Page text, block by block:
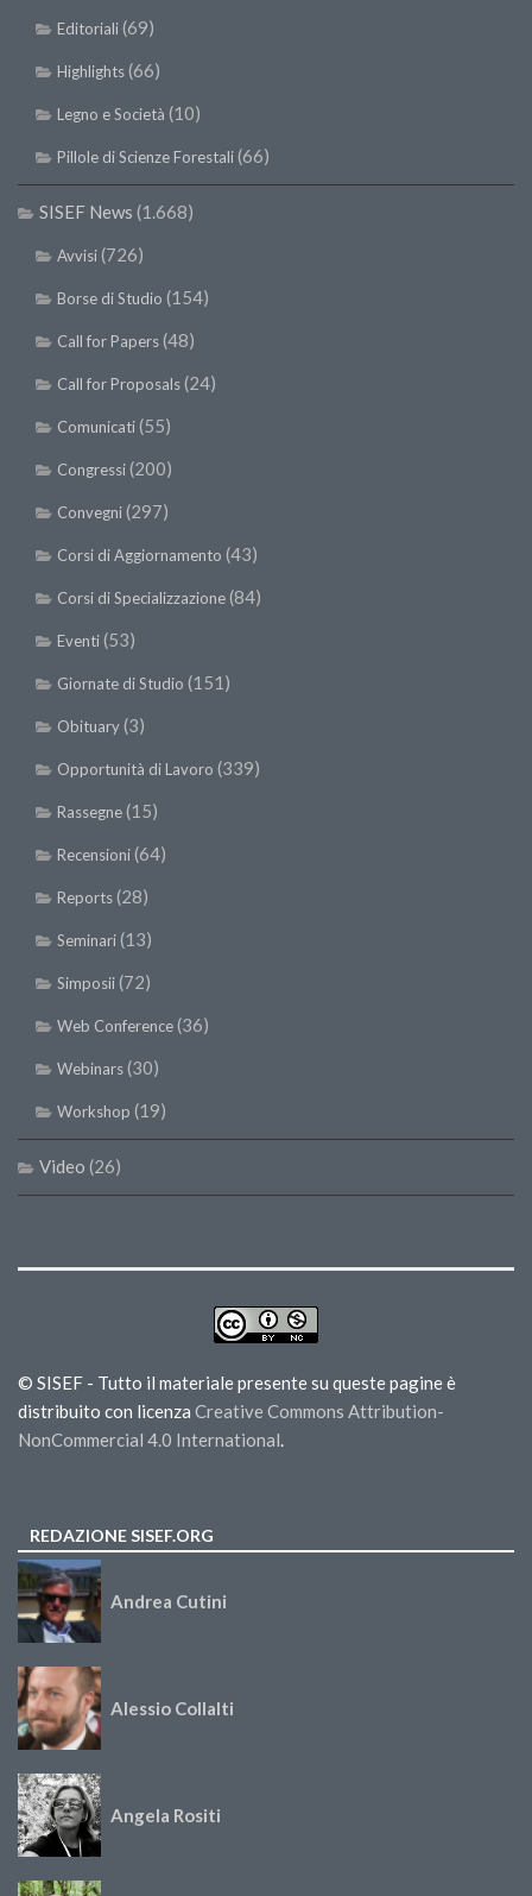
Editoriali(69)
Highlights(66)
Legno e Società (10)
Pillole di Scienze Forestali(66)
SISEF News (1.668)
Avvisi(726)
Borse di Studio (154)
Call for Papers(48)
Call for Proposals(24)
Comunicati(55)
Congressi(200)
Convegni(297)
Corsi di Aggiornamento (43)
Corsi di Specializzazione(84)
Eventi(53)
Giornate di Studio (151)
Obituary(3)
Opportunità di Lavoro (339)
Rassegne(15)
Recensioni(64)
Reports(28)
Seminari(13)
Simposii(72)
Web Conference(36)
Webinars(30)
Workshop (19)
Video (26)
© SISEF - Tutto il materiale presente su queste pagine è
distribuito con licenza Creative Commons Attribution-
NonCommercial 4.0 International.
REDAZIONE SISEF.ORG
Andrea Cutini
Alessio Collalti
Angela Rositi